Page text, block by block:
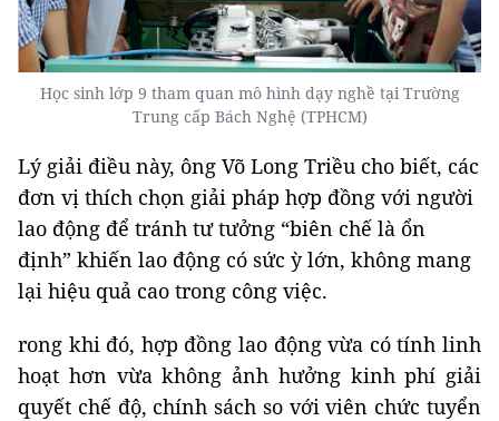
Học sinh lớp 9 tham quan mô hình dạy nghề tại Trường
Trung cấp Bách Nghệ (TPHCM)
Lý giải điều này, ông Võ Long Triều cho biết, các
đơn vị thích chọn giải pháp hợp đồng với người
lao động để tránh tư tưởng “biên chế là ổn
định” khiến lao động có sức ỳ lớn, không mang
lại hiệu quả cao trong công việc.
rong khi đó, hợp đồng lao động vừa có tính linh
hoạt hơn vừa không ảnh hưởng kinh phí giải
quyết chế độ, chính sách so với viên chức tuyển